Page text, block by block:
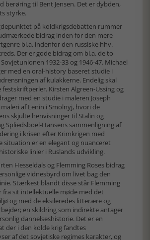
berøring til Bent Jensen. Det er dybden,
styrke.
på koldkrigsdebatten rummer
bidrag inden for den mere
bl.a. indenfor den russiske hhv.
Der er gode bidrag om bl.a. de to
1932-33 og 1946-47. Michael
med en oral-history baseret studie i
af kulakkerne. Endelig skal
Kirsten Algreen-Ussing og
med en studie i maleren Joseph
af Lenin i Smolnyj, hvori de
skjulte henvisninger til Stalin og
Spliedsboel-Hansens sammenligning af
i krisen efter Krimkrigen med
situation er en elegant og nuanceret
linier i Ruslands udvikling.
Hesseldals og Flemming Roses bidrag
vidnesbyrd om livet bag den
Stærkest blandt disse står Flemming
fra sit intellektuelle møde med det
og med de eksileredes litterære og
en skildring som indirekte antager
dannelseshistorie. Det er en
der i den kolde krig fandtes
af det sovjetiske regimes karakter, og